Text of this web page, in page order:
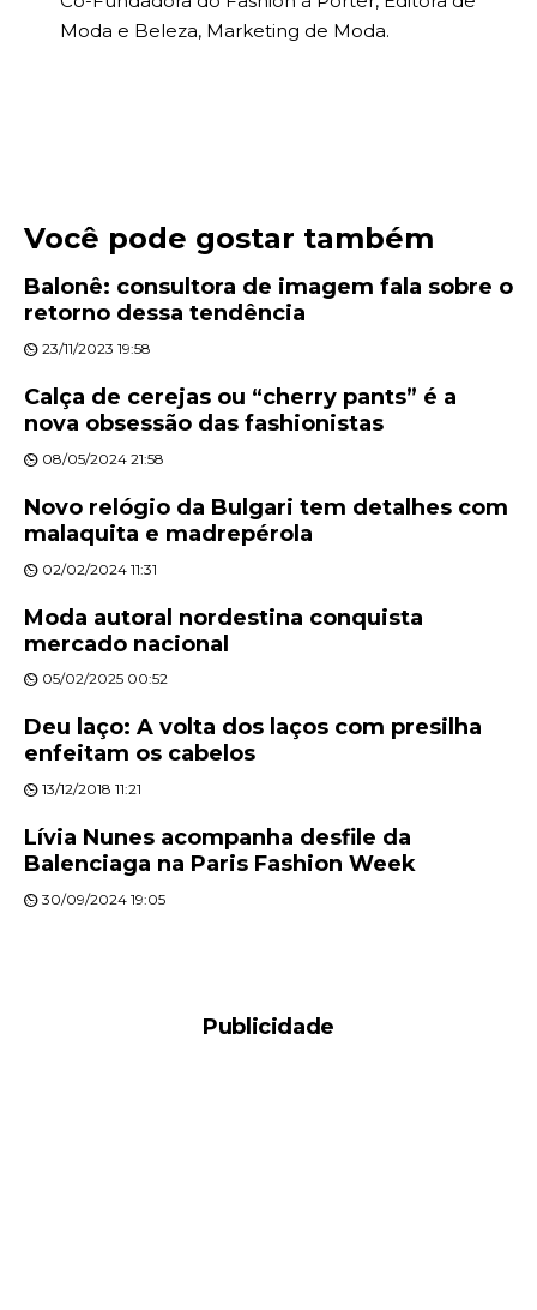
Moda e Beleza, Marketing de Moda.
Você pode gostar também
Balonê: consultora de imagem fala sobre o
retorno dessa tendência
23/11/2023 19:58
Calça de cerejas ou “cherry pants” é a
nova obsessão das fashionistas
08/05/2024 21:58
Novo relógio da Bulgari tem detalhes com
malaquita e madrepérola
02/02/2024 11:31
Moda autoral nordestina conquista
mercado nacional
05/02/2025 00:52
Deu laço: A volta dos laços com presilha
enfeitam os cabelos
13/12/2018 11:21
Lívia Nunes acompanha desfile da
Balenciaga na Paris Fashion Week
30/09/2024 19:05
Publicidade